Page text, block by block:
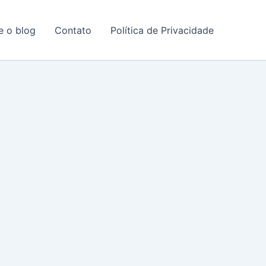
o blog Contato Política de Privacidade